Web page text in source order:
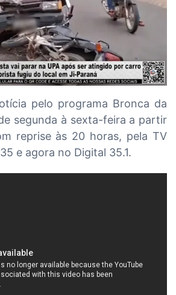
pelo programa Bronca da
segunda à sexta-feira a partir
reprise às 20 horas, pela TV
e agora no Digital 35.1.